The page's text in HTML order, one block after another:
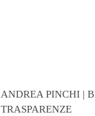
ANDREA PINCHI |
TRASPARENZE